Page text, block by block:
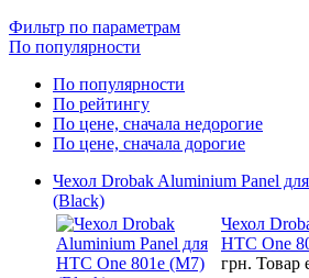
Фильтр по параметрам
По популярности
По популярности
По рейтингу
По цене, сначала недорогие
По цене, сначала дорогие
Чехол Drobak Aluminium Panel
(Black)
Чехол
HTC One
грн. Товар